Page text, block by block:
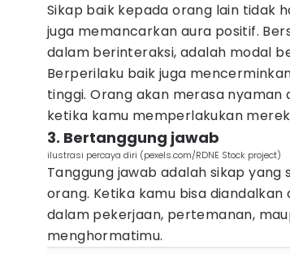
Sikap baik kepada orang lain tidak
juga memancarkan aura positif.
dalam berinteraksi, adalah modal
Berperilaku baik juga
tinggi. Orang akan merasa
ketika kamu memperlakukan
3. Bertanggung jawab
ilustrasi percaya diri (pexels.com/RDNE Stock project)
Tanggung jawab adalah sikap
orang. Ketika kamu bisa
dalam pekerjaan, pertemanan,
menghormatimu.